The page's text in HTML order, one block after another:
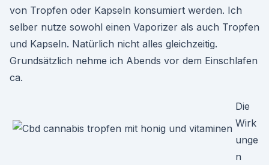
von Tropfen oder Kapseln konsumiert werden. Ich
selber nutze sowohl einen Vaporizer als auch Tropfen
und Kapseln. Natürlich nicht alles gleichzeitig.
Grundsätzlich nehme ich Abends vor dem Einschlafen
ca.
Die
Wirk
unge
n